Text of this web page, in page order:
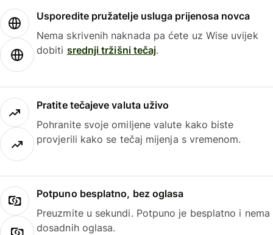
Usporedite pružatelje usluga prijenosa novca
Nema skrivenih naknada pa ćete uz Wise uvijek
dobiti srednji tržišni tečaj.
Pratite tečajeve valuta uživo
Pohranite svoje omiljene valute kako biste
provjerili kako se tečaj mijenja s vremenom.
Potpuno besplatno, bez oglasa
Preuzmite u sekundi. Potpuno je besplatno i nema
dosadnih oglasa.